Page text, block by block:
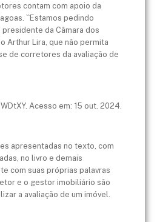
contam com apoio da
``Estamos pedindo
da Câmara dos
Arthur Lira, que não permita
de corretores da avaliação de
Acesso em: 15 out. 2024.
apresentadas no texto, com
no livro e demais
com suas próprias palavras
e o gestor imobiliário são
a avaliação de um imóvel.